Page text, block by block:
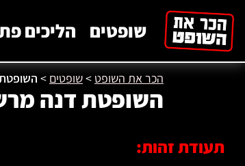
שופטים הליכים
הכר את השופט >שופטים >
השופטת דנה
תעודת זהות: